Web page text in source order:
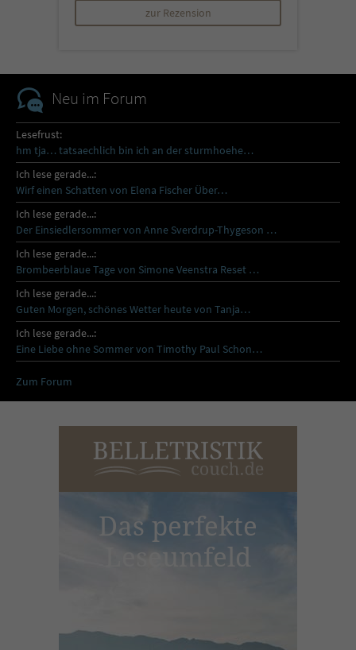
zur Rezension
Neu im Forum
Lesefrust:
hm tja… tatsaechlich bin ich an der sturmhoehe…
Ich lese gerade...:
Wirf einen Schatten von Elena Fischer Über…
Ich lese gerade...:
Der Einsiedlersommer von Anne Sverdrup-Thygeson …
Ich lese gerade...:
Brombeerblaue Tage von Simone Veenstra Reset …
Ich lese gerade...:
Guten Morgen, schönes Wetter heute von Tanja…
Ich lese gerade...:
Eine Liebe ohne Sommer von Timothy Paul Schon…
Zum Forum
Das perfekte
Leseumfeld